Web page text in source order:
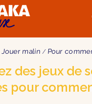
Jouer malin Pour
des jeux de
pour